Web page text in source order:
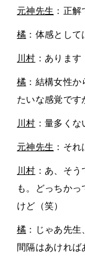
元神先生 ：正解
橘 ：体感として
川村 ：あります
橘 ：結構女性
たいな感覚です
川村 ：量多くな
元神先生 ：そ
川村 ：あ、そ
も。どっちか
けど（笑）
橘 ：じゃあ先
間隔はあければ